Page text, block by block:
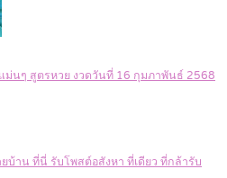
ม่นๆ สูตรหวย งวดวันที่ 16 กุมภาพันธ์ 2568
บ้าน ที่นี่ รับโพสต์อสังหา ที่เดียว ที่กล้ารับ